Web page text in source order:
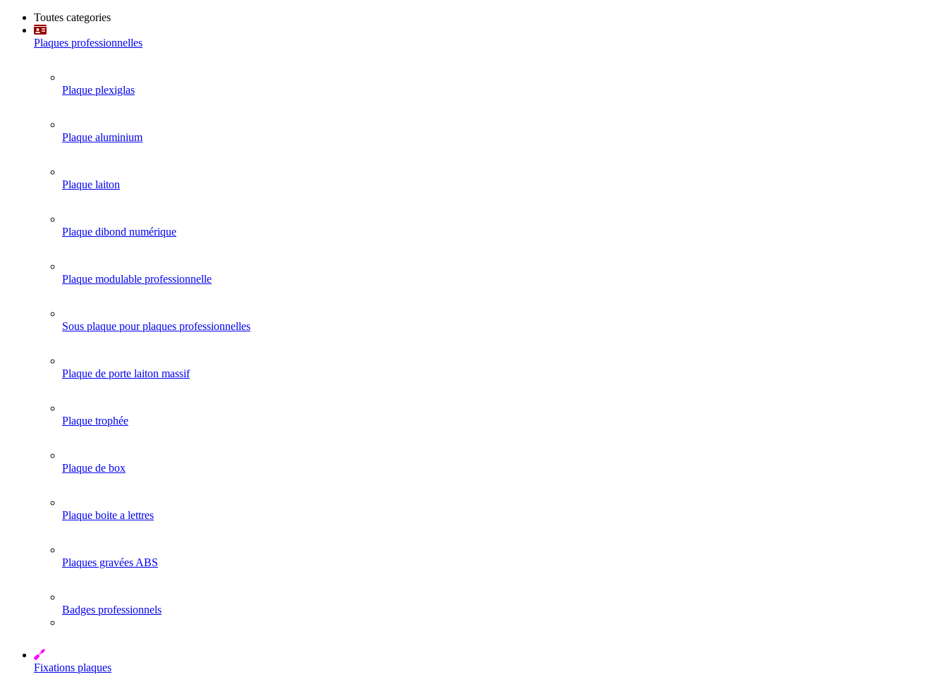
Toutes categories
Plaques professionnelles
Plaque plexiglas
Plaque aluminium
Plaque laiton
Plaque dibond numérique
Plaque modulable professionnelle
Sous plaque pour plaques professionnelles
Plaque de porte laiton massif
Plaque trophée
Plaque de box
Plaque boite a lettres
Plaques gravées ABS
Badges professionnels
Fixations plaques